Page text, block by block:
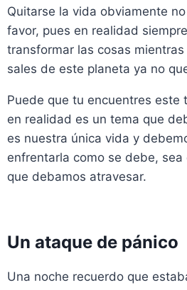
Quitarse la vida obviamente
favor, pues en realidad
transformar las cosas
sales de este planeta ya no
Puede que tu encuentres este
en realidad es un tema que
es nuestra única vida y
enfrentarla como se debe, sea
que debamos atravesar.
Un ataque de pánico
Una noche recuerdo que